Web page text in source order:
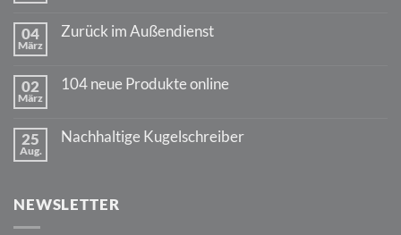
70
04
März
Zurück im Außendienst
Zurück
02
März
104 neue Produkte online
104
25
Aug.
Nachhaltige Kugelschreiber
Kugelschreiber
NEWSLETTER